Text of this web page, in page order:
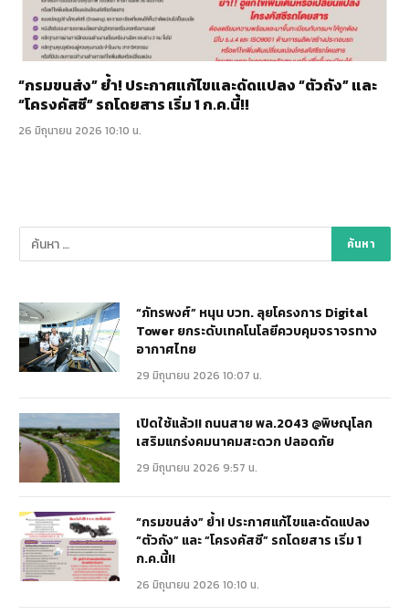
“กรมขนส่ง” ย้ำ! ประกาศแก้ไขและดัดแปลง “ตัวถัง” และ
“โครงคัสซี” รถโดยสาร เริ่ม 1 ก.ค.นี้!!
26 มิถุนายน 2026 10:10 น.
“ภัทรพงศ์” หนุน บวท. ลุยโครงการ Digital
Tower ยกระดับเทคโนโลยีควบคุมจราจรทาง
อากาศไทย
29 มิถุนายน 2026 10:07 น.
เปิดใช้แล้ว!! ถนนสาย พล.2043 @พิษณุโลก
เสริมแกร่งคมนาคมสะดวก ปลอดภัย
29 มิถุนายน 2026 9:57 น.
“กรมขนส่ง” ย้ำ! ประกาศแก้ไขและดัดแปลง
“ตัวถัง” และ “โครงคัสซี” รถโดยสาร เริ่ม 1
ก.ค.นี้!!
26 มิถุนายน 2026 10:10 น.